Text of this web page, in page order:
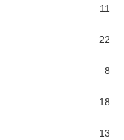
11
22
8
18
13